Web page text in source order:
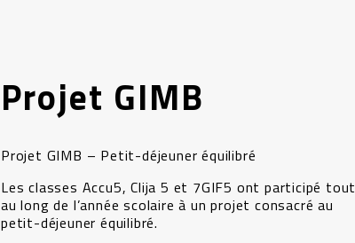
Projet GIMB
Projet GIMB – Petit-déjeuner équilibré
Les classes Accu5, Clija 5 et 7GIF5 ont participé tout
au long de l’année scolaire à un projet consacré au
petit-déjeuner équilibré.